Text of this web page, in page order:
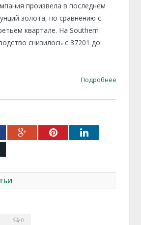
произвела в последнем
золота, по сравнению с
квартале. На Southern
снизилось с 37201 до
Подробнее
Google+PinterestLinkedIn
0